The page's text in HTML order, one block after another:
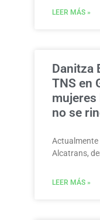
LEER MÁS »
Danitza
TNS en
mujeres
no se
Actualmente
Alcatrans,
LEER MÁS »